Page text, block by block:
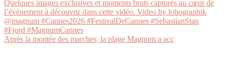
Après la montée des marches, la plage Magnum a acc